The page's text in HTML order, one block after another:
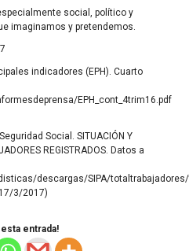
social, político y
imaginamos y pretendemos.
indicadores (EPH). Cuarto
EPH_cont_4trim16.pdf
Social. SITUACIÓN Y
REGISTRADOS. Datos a
descargas/SIPA/totaltrabajadores/
3/2017)
entrada!